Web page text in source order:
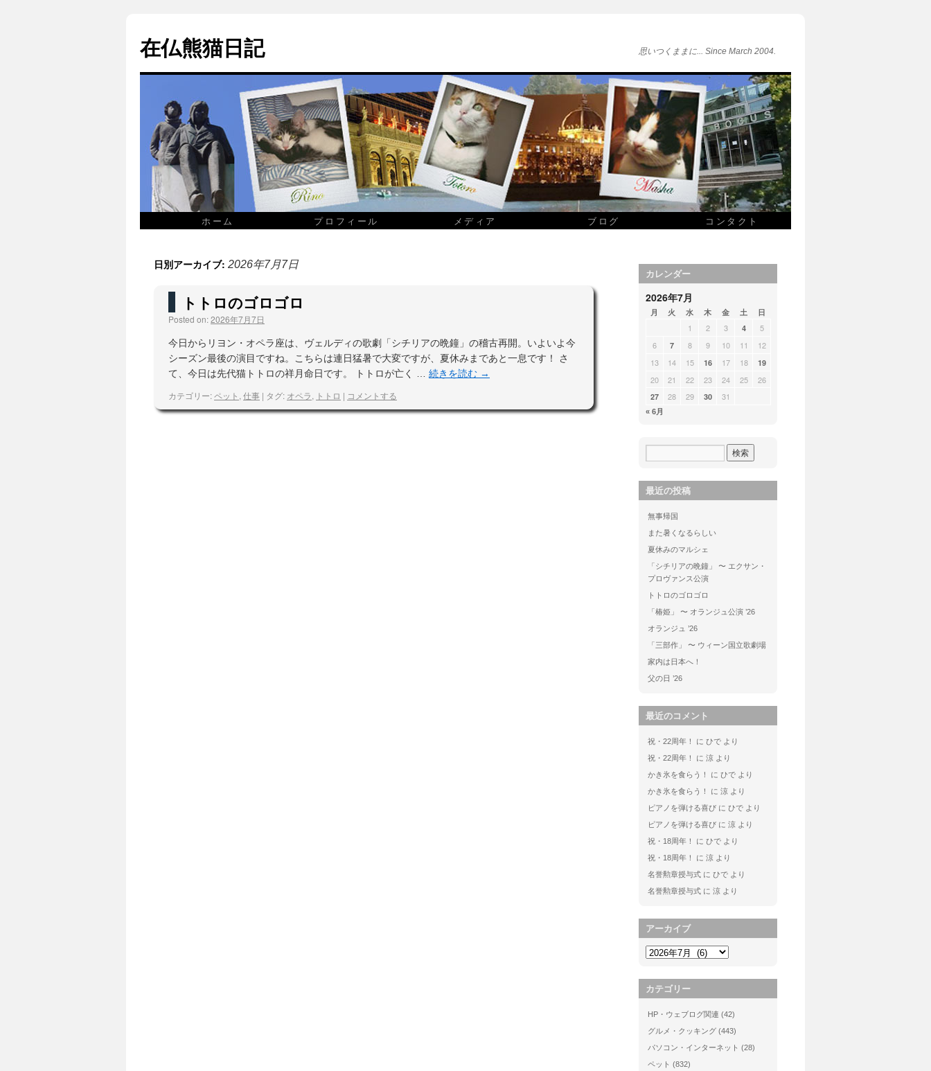
在仏熊猫日記 思いつくままに... Since March 2004.
ホーム プロフィール メディア ブログ コンタクト
日別アーカイブ: 2026年7月7日
トトロのゴロゴロ
Posted on:2026年7月7日
今日からリヨン・オペラ座は、ヴェルディの歌劇「シチリアの晩鐘」の稽古再開。いよいよ今
シーズン最後の演目ですね。こちらは連日猛暑で大変ですが、夏休みまであと一息です！ さ
て、今日は先代猫トトロの祥月命日です。 トトロが亡く … 続きを読む →
カテゴリー:ペット , 仕事 | タグ: オペラ, トトロ | コメントする
カレンダー
2026年7月
月 火 水 木 金 土 日
1 2 3 4
5
6
7 8 9 10 11
12
13
14 15 16 17 18 19
20 21 22 23 24 25 26
27 28 29 30 31
« 6月
最近の投稿
無事帰国
また暑くなるらしい
夏休みのマルシェ
「シチリアの晩鐘」 〜 エクサン・
プロヴァンス公演
トトロのゴロゴロ
「椿姫」 〜 オランジュ公演 ’26
オランジュ ’26
「三部作」 〜 ウィーン国立歌劇場
家内は日本へ！
父の日 ’26
最近のコメント
祝・22周年！ に ひで より
祝・22周年！
に 涼 より
かき氷を食らう！
に ひで より
かき氷を食らう！
に 涼 より
ピアノを弾ける喜び に ひで より
ピアノを弾ける喜び に 涼 より
祝・18周年！
に ひで より
祝・18周年！
に 涼 より
名誉勲章授与式 に ひで より
名誉勲章授与式 に 涼 より
アーカイブ
カテゴリー
HP・ウェブログ関連 (42)
グルメ・クッキング (443)
パソコン・インターネット (28)
ペット (832)